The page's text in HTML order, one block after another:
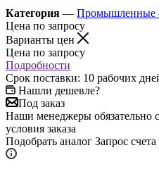
Категория — Промышленные
Цена по запросу
Варианты цен
Цена по запросу
Подробности
Срок поставки: 10 рабочих
Нашли дешевле?
Под заказ
Наши менеджеры обязательно
условия заказа
Подобрать аналог Запрос